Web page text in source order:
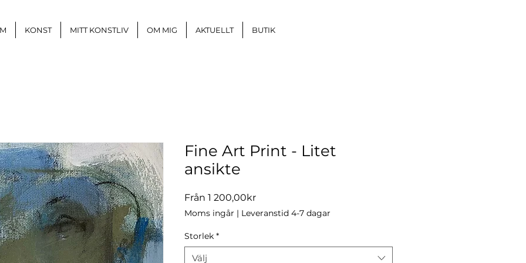
KONST MITT KONSTLIV OM MIG AKTUELLT BUTIK
Fine Art Print - Litet
ansikte
Från 1 200,00krReapris
Moms ingår | Leveranstid 4-7 dagar
Storlek *
Välj